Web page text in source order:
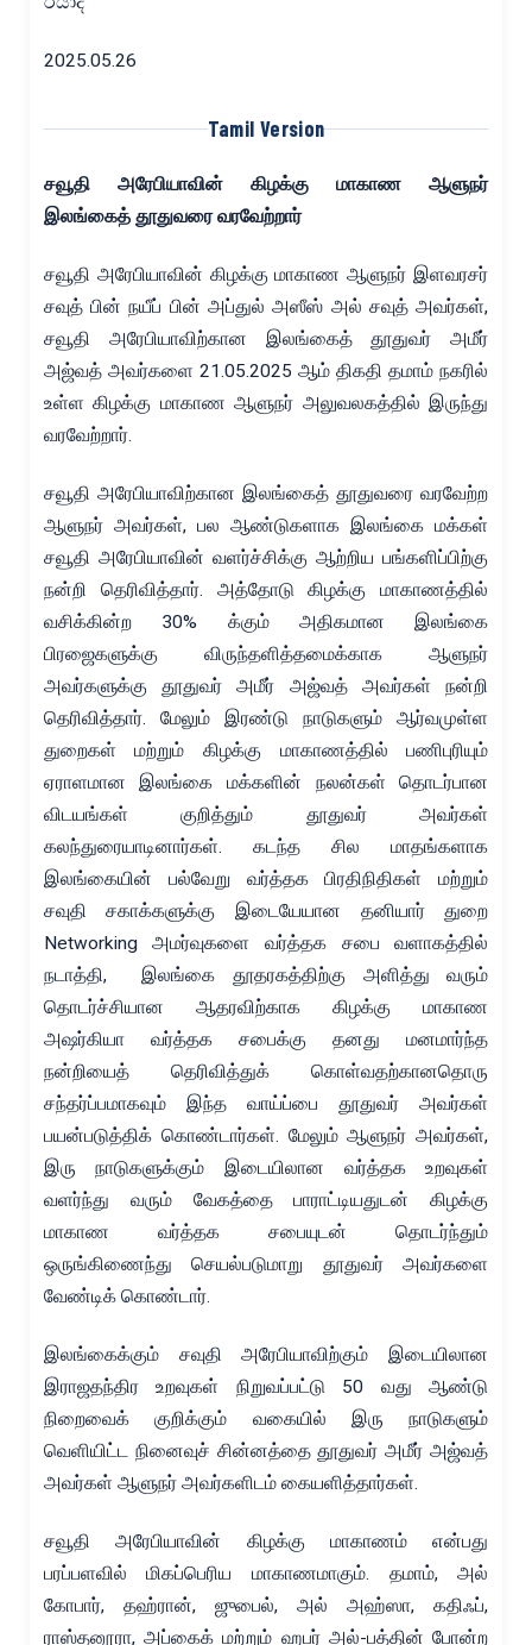
2025.05.26
Tamil Version
சவூதி அரேபியாவின் கிழக்கு மாகாண
ஆளுநர்
இலங்கைத் தூதுவரை வரவேற்றார்
சவூதி அரேபியாவின் கிழக்கு மாகாண ஆளுநர் இளவரசர்
சவுத் பின் நயீப் பின் அப்துல் அஸீஸ் அல் சவுத் அவர்கள்,
சவூதி அரேபியாவிற்கான இலங்கைத் தூதுவர் அமீர்
அஜ்வத் அவர்களை 21.05.2025 ஆம் திகதி தமாம் நகரில்
உள்ள கிழக்கு மாகாண ஆளுநர் அலுவலகத்தில் இருந்து
வரவேற்றார்.
சவூதி அரேபியாவிற்கான இலங்கைத் தூதுவரை வரவேற்ற
ஆளுநர் அவர்கள், பல ஆண்டுகளாக இலங்கை மக்கள்
சவூதி அரேபியாவின் வளர்ச்சிக்கு ஆற்றிய பங்களிப்பிற்கு
நன்றி தெரிவித்தார். அத்தோடு கிழக்கு மாகாணத்தில்
வசிக்கின்ற 30% க்கும் அதிகமான இலங்கை
பிரஜைகளுக்கு விருந்தளித்தமைக்காக ஆளுநர்
அவர்களுக்கு தூதுவர் அமீர் அஜ்வத் அவர்கள் நன்றி
தெரிவித்தார். மேலும் இரண்டு நாடுகளும் ஆர்வமுள்ள
துறைகள் மற்றும் கிழக்கு மாகாணத்தில் பணிபுரியும்
ஏராளமான இலங்கை மக்களின் நலன்கள் தொடர்பான
விடயங்கள் குறித்தும் தூதுவர் அவர்கள்
கலந்துரையாடினார்கள். கடந்த சில மாதங்களாக
இலங்கையின் பல்வேறு வர்த்தக பிரதிநிதிகள் மற்றும்
சவுதி சகாக்களுக்கு இடையேயான தனியார் துறை
Networking அமர்வுகளை வர்த்தக சபை வளாகத்தில்
நடாத்தி, இலங்கை தூதரகத்திற்கு அளித்து வரும்
தொடர்ச்சியான ஆதரவிற்காக கிழக்கு மாகாண
அஷர்கியா வர்த்தக சபைக்கு தனது மனமார்ந்த
நன்றியைத் தெரிவித்துக் கொள்வதற்கானதொரு
சந்தர்ப்பமாகவும் இந்த வாய்ப்பை தூதுவர் அவர்கள்
பயன்படுத்திக் கொண்டார்கள். மேலும் ஆளுநர் அவர்கள்,
இரு நாடுகளுக்கும் இடையிலான வர்த்தக உறவுகள்
வளர்ந்து வரும் வேகத்தை பாராட்டியதுடன் கிழக்கு
மாகாண வர்த்தக சபையுடன் தொடர்ந்தும்
ஒருங்கிணைந்து செயல்படுமாறு தூதுவர் அவர்களை
வேண்டிக் கொண்டார்.
இலங்கைக்கும் சவுதி அரேபியாவிற்கும் இடையிலான
இராஜதந்திர உறவுகள் நிறுவப்பட்டு 50 வது ஆண்டு
நிறைவைக் குறிக்கும் வகையில் இரு நாடுகளும்
வெளியிட்ட நினைவுச் சின்னத்தை தூதுவர் அமீர் அஜ்வத்
அவர்கள் ஆளுநர் அவர்களிடம் கையளித்தார்கள்.
சவூதி அரேபியாவின் கிழக்கு மாகாணம் என்பது
பரப்பளவில் மிகப்பெரிய மாகாணமாகும். தமாம், அல்
கோபார், தஹ்ரான், ஜுபைல், அல் அஹ்ஸா, கதிஃப்,
ராஸ்தனூரா, அப்கைக் மற்றும் ஹபர் அல்-பத்தின் போன்ற